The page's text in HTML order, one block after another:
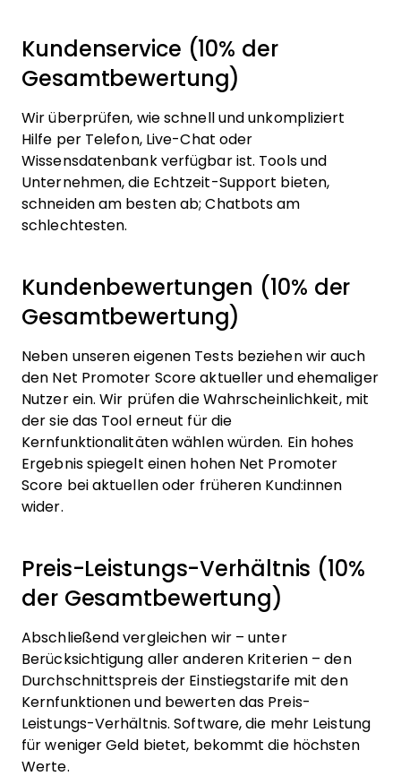
Kundenservice (10% der
Gesamtbewertung)
Wir überprüfen, wie schnell und unkompliziert
Hilfe per Telefon, Live-Chat oder
Wissensdatenbank verfügbar ist. Tools und
Unternehmen, die Echtzeit-Support bieten,
schneiden am besten ab; Chatbots am
schlechtesten.
Kundenbewertungen (10% der
Gesamtbewertung)
Neben unseren eigenen Tests beziehen wir auch
den Net Promoter Score aktueller und ehemaliger
Nutzer ein. Wir prüfen die Wahrscheinlichkeit, mit
der sie das Tool erneut für die
Kernfunktionalitäten wählen würden. Ein hohes
Ergebnis spiegelt einen hohen Net Promoter
Score bei aktuellen oder früheren Kund:innen
wider.
Preis-Leistungs-Verhältnis (10%
der Gesamtbewertung)
Abschließend vergleichen wir – unter
Berücksichtigung aller anderen Kriterien – den
Durchschnittspreis der Einstiegstarife mit den
Kernfunktionen und bewerten das Preis-
Leistungs-Verhältnis. Software, die mehr Leistung
für weniger Geld bietet, bekommt die höchsten
Werte.